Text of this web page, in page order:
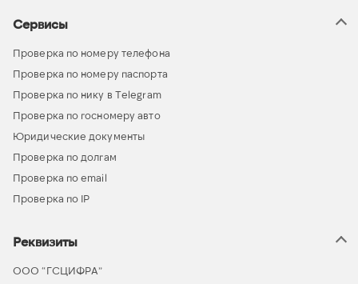
Сервисы
Проверка по номеру телефона
Проверка по номеру паспорта
Проверка по нику в Telegram
Проверка по госномеру авто
Юридические документы
Проверка по долгам
Проверка по email
Проверка по IP
Реквизиты
ООО “ГСЦИФРА”